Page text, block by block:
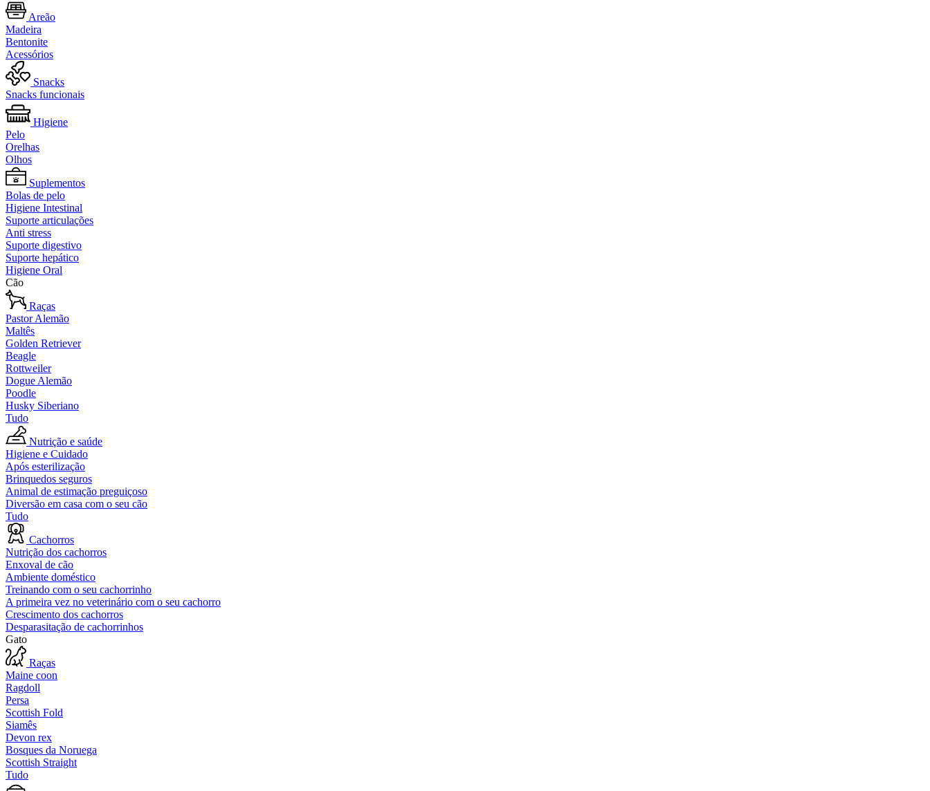
Areão
Madeira
Bentonite
Acessórios
Snacks
Snacks funcionais
Higiene
Pelo
Orelhas
Olhos
Suplementos
Bolas de pelo
Higiene Intestinal
Suporte articulações
Anti stress
Suporte digestivo
Suporte hepático
Higiene Oral
Cão
Raças
Pastor Alemão
Maltês
Golden Retriever
Beagle
Rottweiler
Dogue Alemão
Poodle
Husky Siberiano
Tudo
Nutrição e saúde
Higiene e Cuidado
Após esterilização
Brinquedos seguros
Animal de estimação preguiçoso
Diversão em casa com o seu cão
Tudo
Cachorros
Nutrição dos cachorros
Enxoval de cão
Ambiente doméstico
Treinando com o seu cachorrinho
A primeira vez no veterinário com o seu cachorro
Crescimento dos cachorros
Desparasitação de cachorrinhos
Gato
Raças
Maine coon
Ragdoll
Persa
Scottish Fold
Siamês
Devon rex
Bosques da Noruega
Scottish Straight
Tudo